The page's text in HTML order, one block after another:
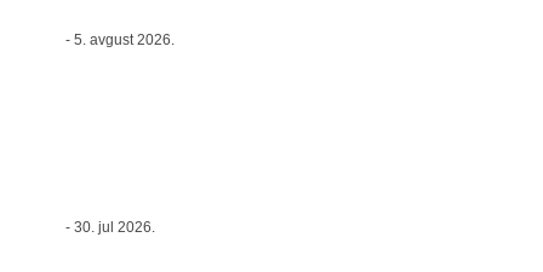
- 5. avgust 2026.
- 30. jul 2026.